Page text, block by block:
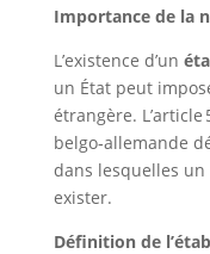
Importance de la
L’existence d’un
un État peut
étrangère.
belgo‑allemande
dans lesquelles
exister.
Définition de